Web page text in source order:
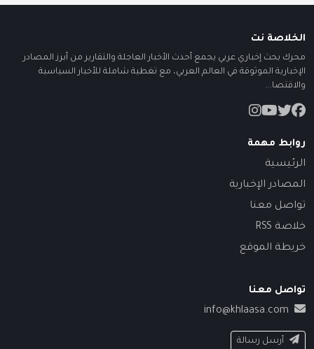
الخلاصة نت
محرك بحث إخباري عربي يجمع أحدث الأخبار العاجلة والتقارير من أبرز المصادر
الإخبارية الموثوقة في العالم العربي، مع تغطية شاملة للأخبار السياسية
والاقتصا...
روابط مهمة
الرئيسية
المصادر الإخبارية
تواصل معنا
خلاصة RSS
خريطة الموقع
تواصل معنا
info@khlaasa.com
أرسل رسالة